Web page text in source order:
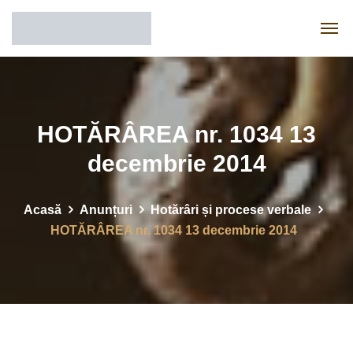
HOTĂRÂREA nr. 1034 13
decembrie 2014
Acasă Anunțuri
Hotărâri și procese verbale
HOTĂRÂREA nr. 1034 13 decembrie 2014